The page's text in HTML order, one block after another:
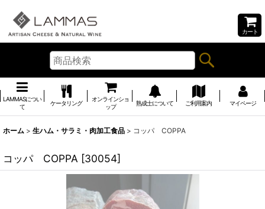
カート
LAMMASについ
て
ケータリング
オンラインショ
ップ
熟成士について ご利用案内 マイページ
ホーム > 生ハム・サラミ・肉加工食品 > コッパ COPPA
コッパ COPPA [30054]